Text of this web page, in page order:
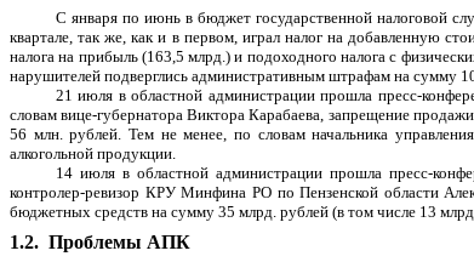
С января по июнь в бюджет государственной налоговой
квартале, так же, как и в первом, играл налог на добавленную
налога на прибыль (163,5 млрд.) и подоходного налога с
нарушителей подверглись административным штрафам на сумму
21 июля в областной администрации прошла пресс-
словам вице-губернатора Виктора Карабаева, запрещение
56 млн. рублей. Тем не менее, по словам начальника
алкогольной продукции.
14 июля в областной администрации прошла пресс-
контролер-ревизор КРУ Минфина РО по Пензенской области
бюджетных средств на сумму 35 млрд. рублей (в том числе 13
1.2. Проблемы АПК